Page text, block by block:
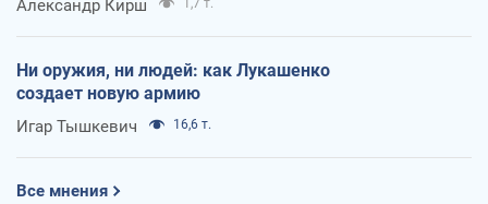
Александр Кирш
Ни оружия, ни людей: как Лукашенко
создает новую армию
Игар Тышкевич 16,6 т.
Все мнения